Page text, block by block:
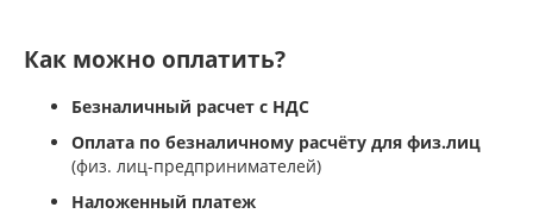
Как можно оплатить?
Безналичный расчет с НДС
Оплата по безналичному расчёту для физ.лиц
(физ. лиц-предпринимателей)
Наложенный платеж